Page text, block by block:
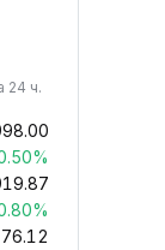
24 ч.
76.12